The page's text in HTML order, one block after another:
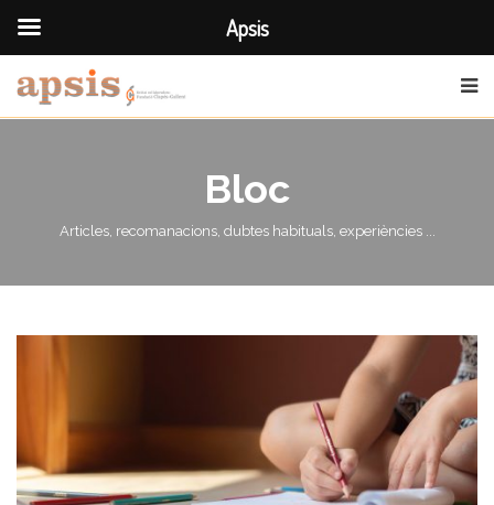
Bloc
Articles, recomanacions, dubtes habituals, experiències ...
Apsis